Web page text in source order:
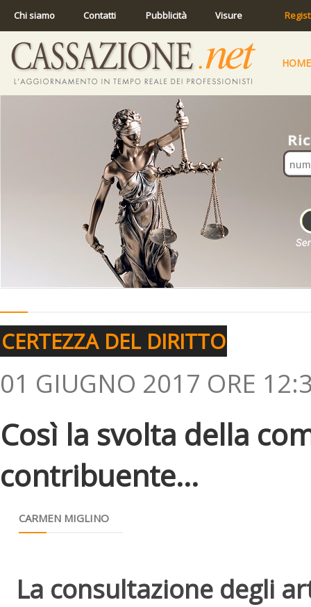
Chi siamo Contatti Pubblicità Visure
HOME
CERTEZZA DEL DIRITTO
01 GIUGNO 2017 ORE
Così la svolta della
contribuente...
CARMEN MIGLINO
La consultazione degli